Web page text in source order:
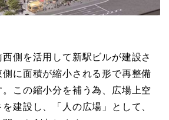
側を活用して新駅ビルが建設さ
に面積が縮小される形で再整備
この縮小分を補う為、広場上空
建設し、「人の広場」として、